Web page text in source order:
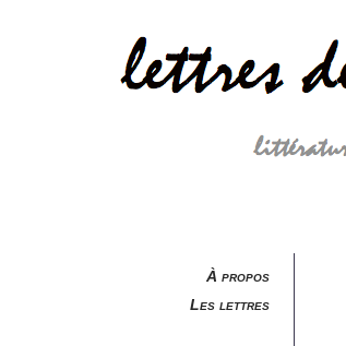
À propos
Les lettres